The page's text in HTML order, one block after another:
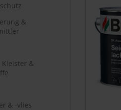
&
Kleister &
& -vlies